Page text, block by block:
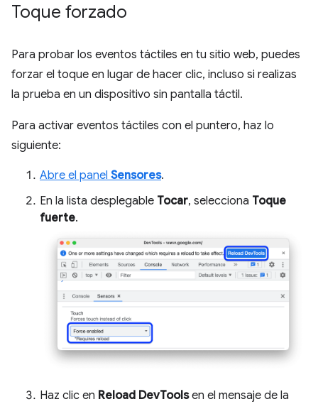
Toque forzado
Para probar los eventos táctiles en tu sitio web, puedes
forzar el toque en lugar de hacer clic, incluso si realizas
la prueba en un dispositivo sin pantalla táctil.
Para activar eventos táctiles con el puntero, haz lo
siguiente:
Abre el panel Sensores.
En la lista desplegable Tocar, selecciona Toque
fuerte.
Haz clic en Reload DevToolsen el mensaje de la